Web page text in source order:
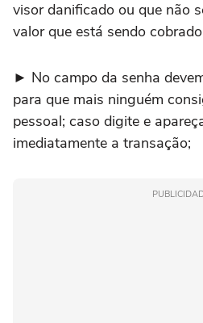
visor danificado ou que não
valor que está sendo
► No campo da senha
para que mais ninguém
pessoal; caso digite e
imediatamente a transação;